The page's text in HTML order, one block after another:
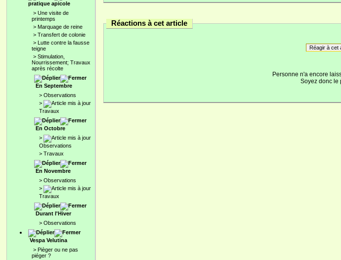
pratique apicole
> Une visite de
printemps
> Marquage de reine
> Transfert de colonie
> Lutte contre la fausse
teigne
> Stimulation,
Nourrissement; Travaux
après récolte
En Septembre
> Observations
>
Travaux
En Octobre
>
Observations
> Travaux
En Novembre
> Observations
>
Travaux
Durant l'Hiver
> Observations
Vespa Velutina
> Pièger ou ne pas
piéger ?
Réactions à cet article
Réagir à cet
Personne n'a encore
Soyez donc le